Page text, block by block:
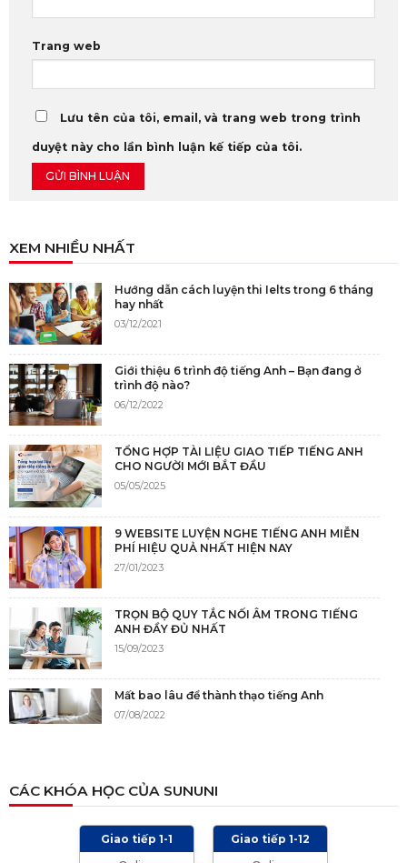
Trang web
Lưu tên của tôi, email, và trang web trong trình
duyệt này cho lần bình luận kế tiếp của tôi.
XEM NHIỀU NHẤT
Hướng dẫn cách luyện thi Ielts trong 6 tháng
hay nhất
03/12/2021
Giới thiệu 6 trình độ tiếng Anh – Bạn đang ở
trình độ nào?
06/12/2022
TỔNG HỢP TÀI LIỆU GIAO TIẾP TIẾNG ANH
CHO NGƯỜI MỚI BẮT ĐẦU
05/05/2025
9 WEBSITE LUYỆN NGHE TIẾNG ANH MIỄN
PHÍ HIỆU QUẢ NHẤT HIỆN NAY
27/01/2023
TRỌN BỘ QUY TẮC NỐI ÂM TRONG TIẾNG
ANH ĐẦY ĐỦ NHẤT
15/09/2023
Mất bao lâu để thành thạo tiếng Anh
07/08/2022
05/12/2021
TIÊU CHÍ CHẤM IELTS SPEAKING, WRITING
CÁC KHÓA HỌC CỦA SUNUNI
Giao tiếp 1-1
Giao tiếp 1-12